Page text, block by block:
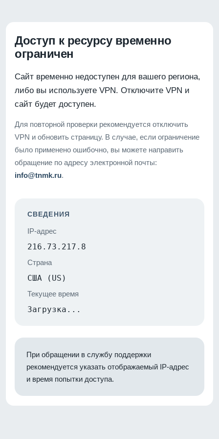
Доступ к ресурсу временно
ограничен
Сайт временно недоступен для вашего региона,
либо вы используете VPN. Отключите VPN и
сайт будет доступен.
Для повторной проверки рекомендуется отключить
VPN и обновить страницу. В случае, если ограничение
было применено ошибочно, вы можете направить
обращение по адресу электронной почты:
info@tnmk.ru.
СВЕДЕНИЯ
IP-адрес
216.73.217.8
Страна
США (US)
Текущее время
Загрузка...
При обращении в службу поддержки
рекомендуется указать отображаемый IP-адрес
и время попытки доступа.